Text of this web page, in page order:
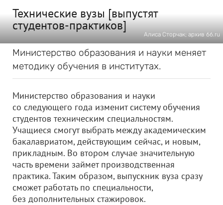
Технические вузы [выпустят
студентов-практиков]
Алиса Сторчак; архив 66.ru
Министерство образования и науки меняет
методику обучения в институтах.
Министерство образования и науки
со следующего года изменит систему обучения
студентов техническим специальностям.
Учащиеся смогут выбрать между академическим
бакалавриатом, действующим сейчас, и новым,
прикладным. Во втором случае значительную
часть времени займет производственная
практика. Таким образом, выпускник вуза сразу
сможет работать по специальности,
без дополнительных стажировок.